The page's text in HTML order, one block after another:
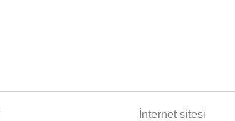
İnternet sitesi